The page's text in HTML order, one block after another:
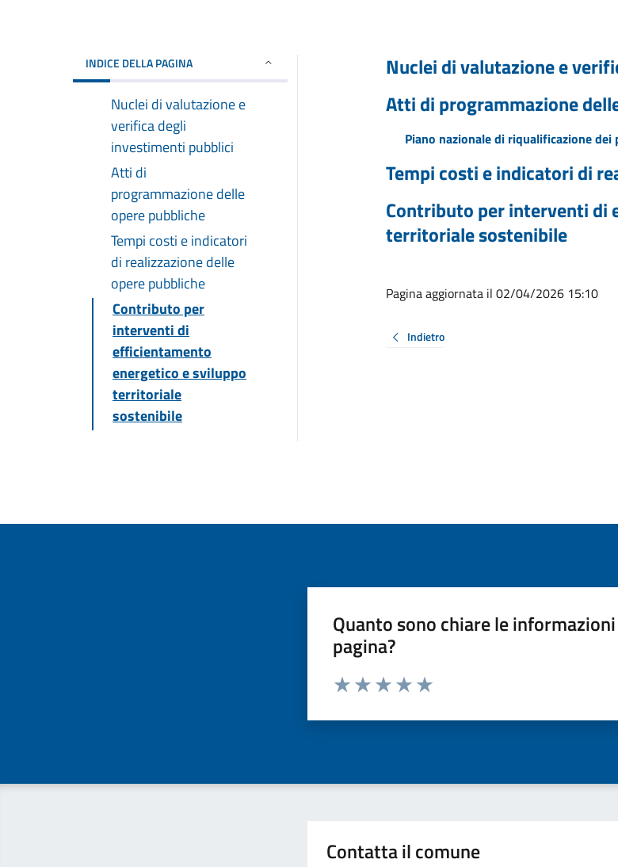
INDICE DELLA PAGINA
Nuclei di valutazione e
verifica degli
investimenti pubblici
Atti di
programmazione delle
opere pubbliche
Tempi costi e indicatori
di realizzazione delle
opere pubbliche
Contributo per
interventi di
efficientamento
energetico e sviluppo
territoriale
sostenibile
Nuclei di valutazione e
Atti di programmazione
Piano nazionale di riqualificazione dei
Tempi costi e indicatori di
Contributo per interventi di
territoriale sostenibile
Pagina aggiornata il 02/04/2026 15:10
Indietro
Quanto sono chiare le
pagina?
Valuta da 1 a 5 stelle la pagina
Contatta il comune